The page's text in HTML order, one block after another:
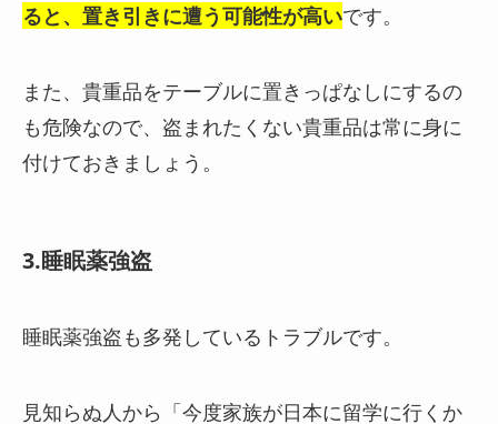
ると、置き引きに遭う可能性が高いです。
また、 貴重品をテーブルに置きっぱなしにするの
も危険なので、盗まれたくない貴重品は常に身に
付けておきましょう。
3.睡眠薬強盗
睡眠薬強盗も多発しているトラブルです。
見知らぬ人から「今度家族が日本に留学に行くか